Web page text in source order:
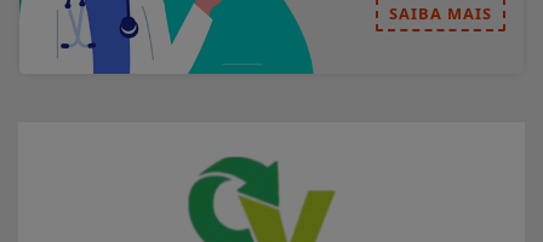
SAIBA MAIS